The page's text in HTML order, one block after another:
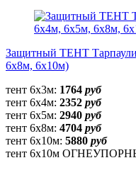
Защитный ТЕНТ
6х8м, 6х10м)
тент 6х3м: 1764 руб
тент 6х4м: 2352 руб
тент 6х5м: 2940 руб
тент 6х8м: 4704 руб
тент 6х10м: 5880 руб
тент 6х10м